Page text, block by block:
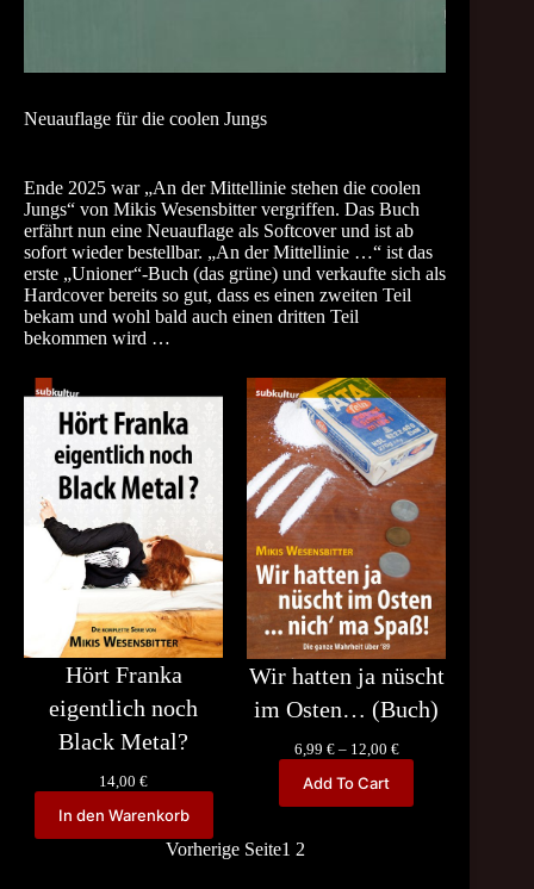
Neuauflage für die coolen Jungs
Ende 2025 war „An der Mittellinie stehen die coolen
Jungs“ von Mikis Wesensbitter vergriffen. Das Buch
erfährt nun eine Neuauflage als Softcover und ist ab
sofort wieder bestellbar. „An der Mittellinie …“ ist das
erste „Unioner“-Buch (das grüne) und verkaufte sich als
Hardcover bereits so gut, dass es einen zweiten Teil
bekam und wohl bald auch einen dritten Teil
bekommen wird …
Hört Franka
eigentlich noch
Black Metal?
14,00€
In den Warenkorb
Wir hatten ja nüscht
im Osten… (Buch)
6,99 € – 12,00 €Price
range:
through
Add To Cart
Vorherige Seite1 2